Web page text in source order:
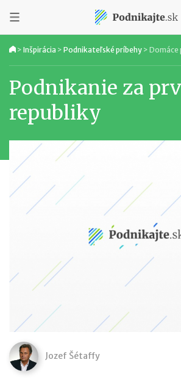
> Inšpirácia > Podnikateľské príbehy > Domáce
Podnikanie za
republiky
Jozef Šétaffy